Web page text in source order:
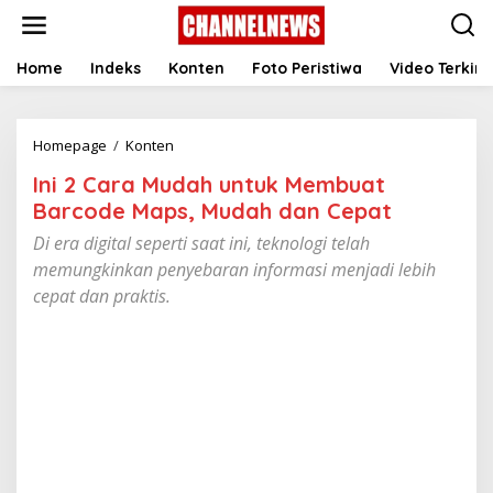
t
Home Indeks Konten Foto Peristiwa Video Terkini
Homepage / Konten
i
2
C
a
r
Ini 2 Cara Mudah untuk Membuat
Barcode Maps, Mudah dan Cepat ‎
Di era digital seperti saat ini, teknologi telah
memungkinkan penyebaran informasi menjadi lebih
cepat dan praktis.